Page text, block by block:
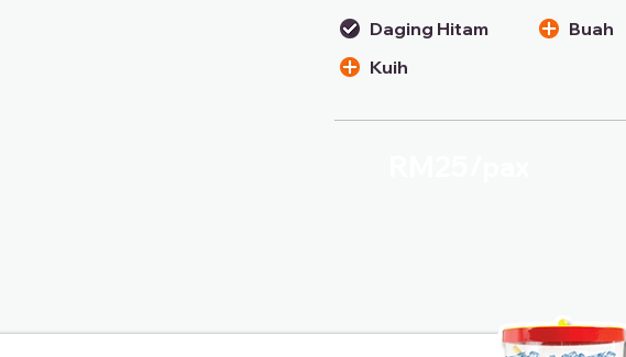
Daging Hitam
Kuih
Buah